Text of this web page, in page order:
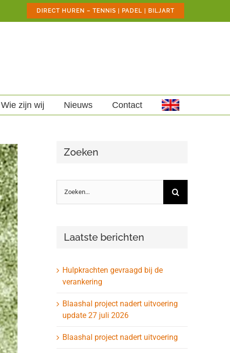
DIRECT HUREN – TENNIS | PADEL | BILJART
Wie zijn wij Nieuws Contact
Zoeken
naar:
Laatste berichten
Hulpkrachten gevraagd bij de
verankering
Blaashal project nadert uitvoering
update 27 juli 2026
Blaashal project nadert uitvoering